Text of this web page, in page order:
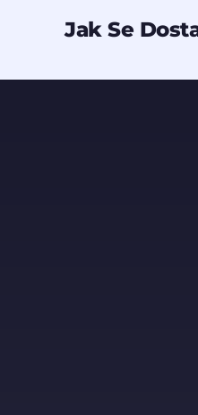
obsah
Jak Se